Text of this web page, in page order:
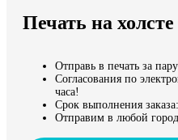
Мы доставляем по всему
Печать на
Отправь в печать за
Согласования по
часа!
Срок выполнения
Отправим в любой